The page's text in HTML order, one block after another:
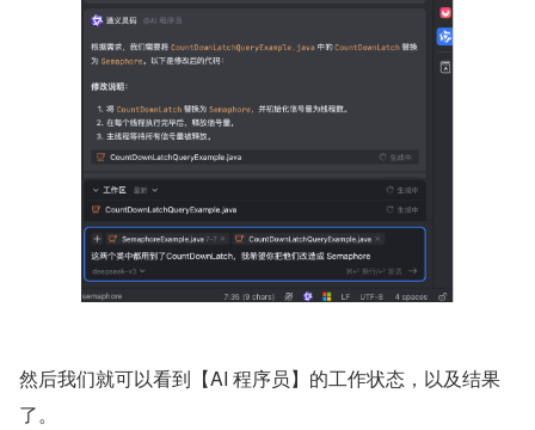
然后我们就可以看到【AI 程序员】的工作状态，以及结果
了。